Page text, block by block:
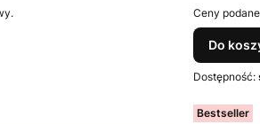
Ceny
Do
Dostępność:
Bestseller